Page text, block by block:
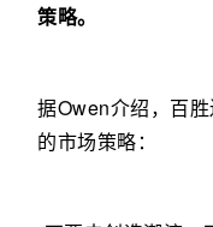
策略。
据Owen介绍，百
的市场策略：